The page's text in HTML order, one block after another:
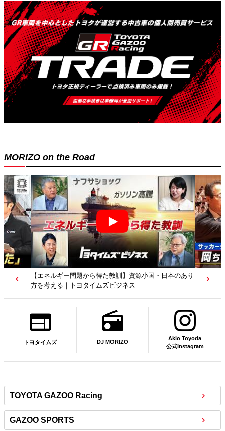
MORIZO on the Road
から得た教訓】資源小国・日本のあり
タイムズビジネス
【若者たちへ】岡田武史さんが“特
｜サッカー日本代表元監督｜トヨタ
トヨタイムズ DJ MORIZO
Akio Toyoda
公式Instagram
TOYOTA GAZOO Racing
GAZOO SPORTS